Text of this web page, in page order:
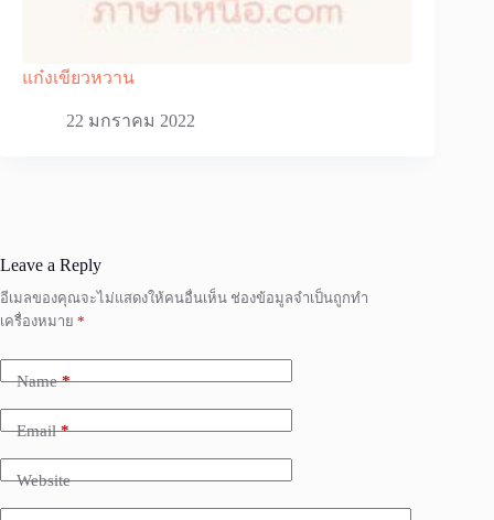
แก๋งเขียวหวาน
22 มกราคม 2022
Leave a Reply
อีเมลของคุณจะไม่แสดงให้คนอื่นเห็น ช่องข้อมูลจำเป็นถูกทำ
เครื่องหมาย *
Name*
Email*
Website